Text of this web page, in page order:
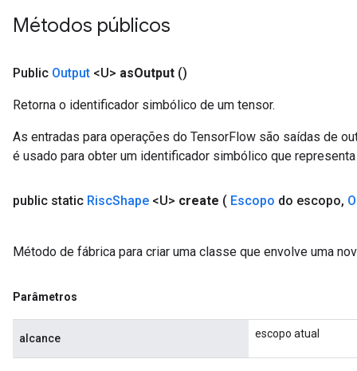
Métodos públicos
Public Output <U> asOutput ()
Retorna o identificador simbólico de um tensor.
As entradas para operações do TensorFlow são saídas de
é usado para obter um identificador simbólico que
public static RiscShape <U> create ( Escopo do escopo,
Método de fábrica para criar uma classe que envolve uma
Parâmetros
alcance escopo atual